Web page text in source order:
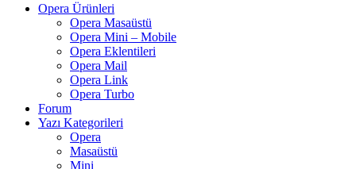
Opera Ürünleri
Opera Masaüstü
Opera Mini – Mobile
Opera Eklentileri
Opera Mail
Opera Link
Opera Turbo
Forum
Yazı Kategorileri
Opera
Masaüstü
Mini